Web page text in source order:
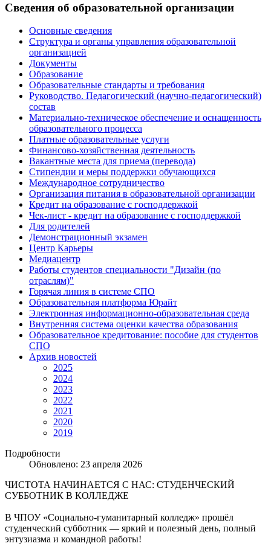
Сведения об образовательной организации
Основные сведения
Структура и органы управления образовательной
организацией
Документы
Образование
Образовательные стандарты и требования
Руководство. Педагогический (научно-педагогический)
состав
Материально-техническое обеспечение и оснащенность
образовательного процесса
Платные образовательные услуги
Финансово-хозяйственная деятельность
Вакантные места для приема (перевода)
Стипендии и меры поддержки обучающихся
Международное сотрудничество
Организация питания в образовательной организации
Кредит на образование с господдержкой
Чек-лист - кредит на образование с господдержкой
Для родителей
Демонстрационный экзамен
Центр Карьеры
Медиацентр
Работы студентов специальности "Дизайн (по
отраслям)"
Горячая линия в системе СПО
Образовательная платформа Юрайт
Электронная информационно-образовательная среда
Внутренняя система оценки качества образования
Образовательное кредитование: пособие для студентов
СПО
Архив новостей
2025
2024
2023
2022
2021
2020
2019
Подробности
Обновлено: 23 апреля 2026
ЧИСТОТА НАЧИНАЕТСЯ С НАС: СТУДЕНЧЕСКИЙ
СУББОТНИК В КОЛЛЕДЖЕ
В ЧПОУ «Социально‑гуманитарный колледж» прошёл
студенческий субботник — яркий и полезный день, полный
энтузиазма и командной работы!